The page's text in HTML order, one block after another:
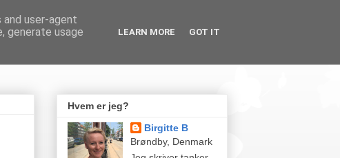
Hvem er jeg?
Birgitte B
Brøndby, Denmark
user-agent
generate usage
LEARN MORE GOT IT